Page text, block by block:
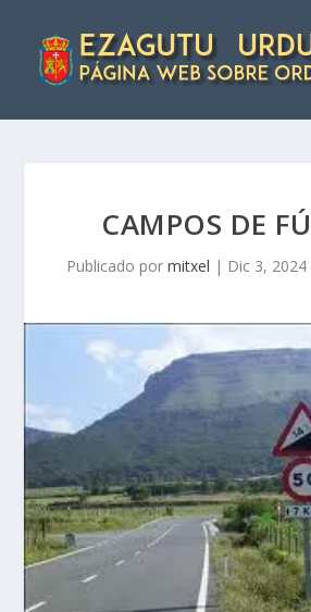
CAMPOS DE
Publicado por mitxel | Dic 3, 2024